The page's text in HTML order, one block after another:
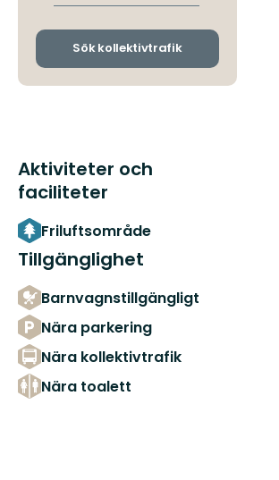
och
Sök kollektivtrafik
Aktiviteter och
faciliteter
Friluftsområde
Tillgänglighet
Barnvagnstillgängligt
Nära parkering
Nära kollektivtrafik
Nära toalett